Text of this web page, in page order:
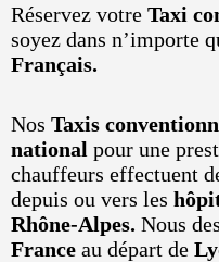
Réservez votre Taxi
soyez dans n’importe
Français.
Nos Taxis
national pour une
chauffeurs effectuent
depuis ou vers les
Rhône-Alpes. Nous
France au départ de